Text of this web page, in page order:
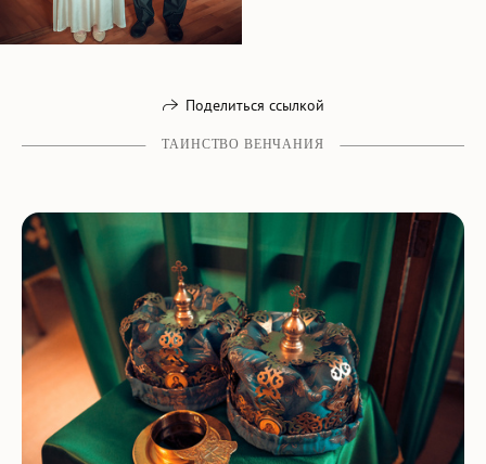
Поделиться ссылкой
ТАИНСТВО ВЕНЧАНИЯ